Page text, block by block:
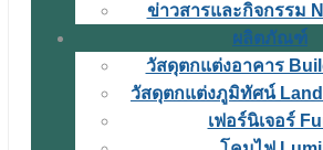
ข่าวสารและกิจกรรม
ผลิตภัณฑ์
วัสดุตกแต่งอาคาร
วัสดุตกแต่งภูมิทัศน์
เฟอร์นิเจอร์